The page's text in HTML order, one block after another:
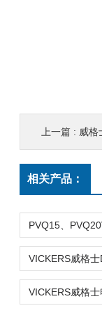
上一篇 : 威格
相关产品：